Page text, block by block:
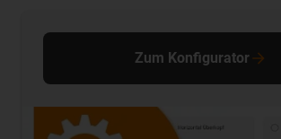
Zum Konfigurator